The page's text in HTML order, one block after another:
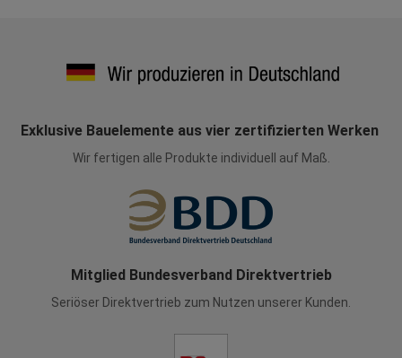
Exklusive Bauelemente aus vier zertifizierten Werken
Wir fertigen alle Produkte individuell auf Maß.
Mitglied Bundesverband Direktvertrieb
Seriöser Direktvertrieb zum Nutzen unserer Kunden.